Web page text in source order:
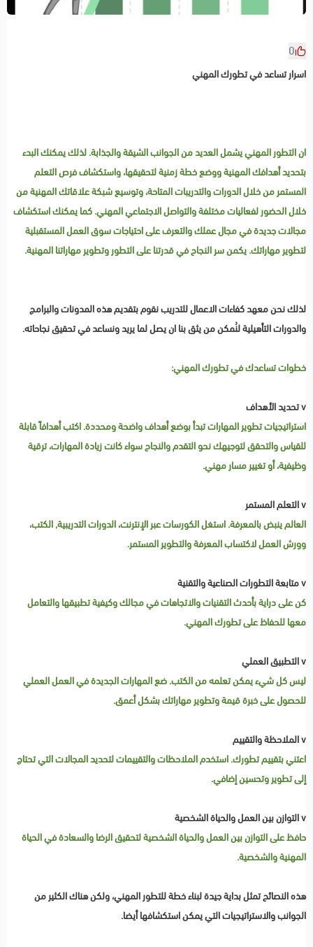
0
اسرار تساعد في تطورك المهني
ان التطور المهني يشمل العديد من الجوانب الشيقة والجذابة. لذلك يمكنك البدء
بتحديد أهدافك المهنية ووضع خطة زمنية لتحقيقها، واستكشاف فرص التعلم
المستمر من خلال الدورات والتدريبات المتاحة، وتوسيع شبكة علاقاتك المهنية من
خلال الحضور لفعاليات مختلفة والتواصل الاجتماعي المهني. كما يمكنك استكشاف
مجالات جديدة في مجال عملك والتعرف على احتياجات سوق العمل المستقبلية
لتطوير مهاراتك. يكمن سر النجاح في قدرتنا على التطور وتطوير مهاراتنا المهنية.
لذلك نحن معهد كفاءات الاعمال للتدريب نقوم بتقديم هذه المدونات والبرامج
والدورات التأهيلية لنُمكن من يثق بنا ان يصل لما يريد ونساعد في تحقيق نجاحاته.
خطوات تساعدك في تطورك المهني:
v تحديد الأهداف
استراتيجيات تطوير المهارات تبدأ بوضع أهداف واضحة ومحددة. اكتب أهدافاً قابلة
للقياس والتحقق لتوجيهك نحو التقدم والنجاح سواء كانت زيادة المهارات، ترقية
وظيفية، أو تغيير مسار مهني.
v التعلم المستمر
العالم ينبض بالمعرفة. استغل الكورسات عبر الإنترنت، الدورات التدريبية, الكتب،
وورش العمل لاكتساب المعرفة والتطوير المستمر.
v متابعة التطورات الصناعية والتقنية
كن على دراية بأحدث التقنيات والاتجاهات في مجالك وكيفية تطبيقها والتعامل
معها للحفاظ على تطورك المهني.
v التطبيق العملي
ليس كل شيء يمكن تعلمه من الكتب. ضع المهارات الجديدة في العمل العملي
للحصول على خبرة قيمة وتطوير مهاراتك بشكل أعمق.
v الملاحظة والتقييم
اعتني بتقييم تطورك. استخدم الملاحظات والتقييمات لتحديد المجالات التي تحتاج
إلى تطوير وتحسين إضافي.
v التوازن بين العمل والحياة الشخصية
حافظ على التوازن بين العمل والحياة الشخصية لتحقيق الرضا والسعادة في الحياة
المهنية والشخصية.
هذه النصائح تمثل بداية جيدة لبناء خطة للتطور المهني، ولكن هناك الكثير من
الجوانب والاستراتيجيات التي يمكن استكشافها أيضا.